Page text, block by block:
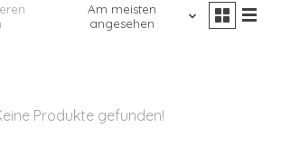
Am meisten
angesehen
Produkte gefunden!